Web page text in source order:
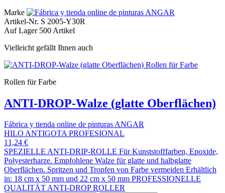
Marke
Artikel-Nr. S 2005-Y30R
Auf Lager 500 Artikel
Vielleicht gefällt Ihnen auch
Rollen für Farbe
ANTI-DROP-Walze (glatte Oberflächen)
Fábrica y tienda online de pinturas ANGAR
HILO ANTIGOTA PROFESIONAL
11,24 €
SPEZIELLE ANTI-DRIP-ROLLE Für Kunststofffarben, Epoxide,
Polyesterharze. Empfohlene Walze für glatte und halbglatte
Oberflächen. Spritzen und Tropfen von Farbe vermeiden Erhältlich
in: 18 cm x 50 mm und 22 cm x 50 mm PROFESSIONELLE
QUALITÄT ANTI-DROP ROLLER